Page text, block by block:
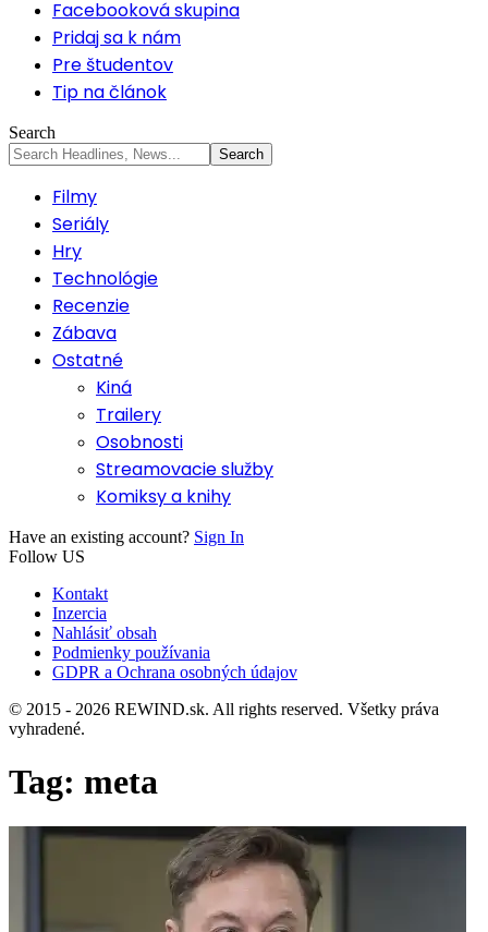
Facebooková skupina
Pridaj sa k nám
Pre študentov
Tip na článok
Search
Filmy
Seriály
Hry
Technológie
Recenzie
Zábava
Ostatné
Kiná
Trailery
Osobnosti
Streamovacie služby
Komiksy a knihy
Have an existing account? Sign In
Follow US
Kontakt
Inzercia
Nahlásiť obsah
Podmienky používania
GDPR a Ochrana osobných údajov
© 2015 - 2026 REWIND.sk. All rights reserved. Všetky práva
vyhradené.
Tag: meta